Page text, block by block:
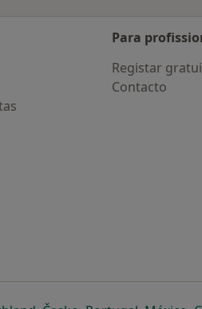
Para
Registar
Contacto